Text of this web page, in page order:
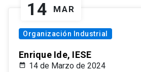
14 MAR
Organización Industrial
Enrique Ide, IESE
14 de Marzo de 2024